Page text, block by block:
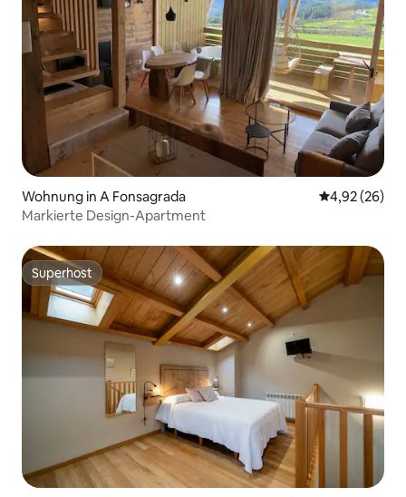
Wohnung in A Fonsagrada
4,92 (26)
Markierte Design-Apartment
Superhost
Superhost